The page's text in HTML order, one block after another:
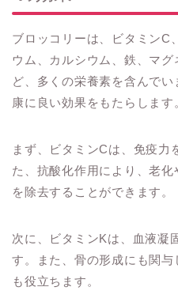
ブロッコリーは、ビタミンC
ウム、カルシウム、鉄、マ
ど、多くの栄養素を含んで
康に良い効果をもたらします
まず、ビタミンCは、免疫力
た、抗酸化作用により、老
を除去することができます。
次に、ビタミンKは、血液凝
す。また、骨の形成にも関
も役立ちます。